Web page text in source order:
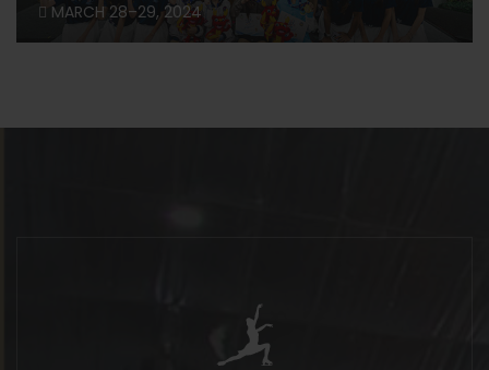
MARCH 28–29, 2024